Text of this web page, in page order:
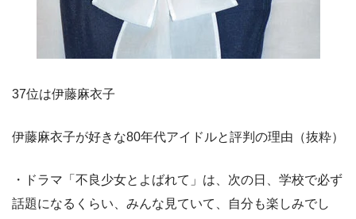
37位は伊藤麻衣子
伊藤麻衣子が好きな80年代アイドルと評判の理由（抜粋）
・ドラマ「不良少女とよばれて」は、次の日、学校で必ず
話題になるくらい、みんな見ていて、自分も楽しみでし